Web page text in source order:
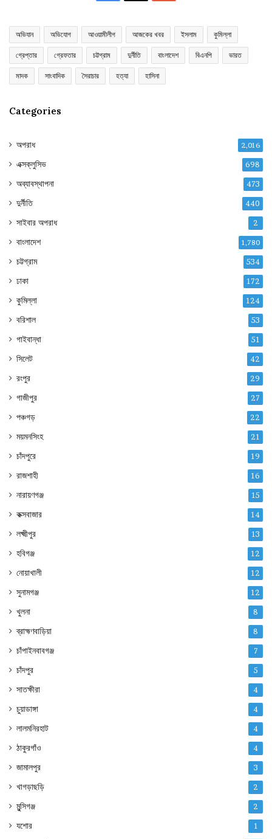
অভিযান অভিযোগ আওয়ামীলীগ আজকের খবর ইসলাম কুমিল্লা
গ্রেপ্তার গ্রেফতার চট্টগ্রাম দুর্নীতি বাংলাদেশ বিএনপি ভারত
মাদক সাংবাদিক সৈরাচার হত্যা হাসিনা
Categories
অপরাধ 2,016
এক্সক্লুসিভ 698
অব্যাবস্থাপনা 473
দুর্নীতি 440
সাইবার অপরাধ 2
বাংলাদেশ 1,780
চট্টগ্রাম 534
ঢাকা 172
কুমিল্লা 124
বরিশাল 53
গাইবান্ধা 51
সিলেট 42
রংপুর 29
গাজীপুর 27
পঞ্চগড় 22
ময়মনসিংহ 21
চাঁদপুরে 19
রাজশাহী 16
নারায়ণগঞ্জ 15
কক্সবাজার 14
লক্ষ্মীপুর 13
হবিগঞ্জ 12
নোয়াখালী 12
সুনামগঞ্জ 12
খুলনা 8
ব্রাহ্মণবাড়িয়া 8
চাঁপাইনবাবগঞ্জ 7
চাঁদপুর 5
সাতক্ষীরা 4
চুয়াডাঙ্গা 4
লালমনিরহাট 4
ঠাকুরগাঁও 4
জামালপুর 3
খাগড়াছড়ি 2
মুন্সিগঞ্জ 2
যশোর 1